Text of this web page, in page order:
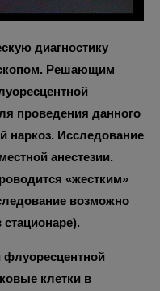
диагностику
Решающим
проведения данного
наркоз. Исследование
анестезии.
«жестким»
возможно
флуоресцентной
клетки в